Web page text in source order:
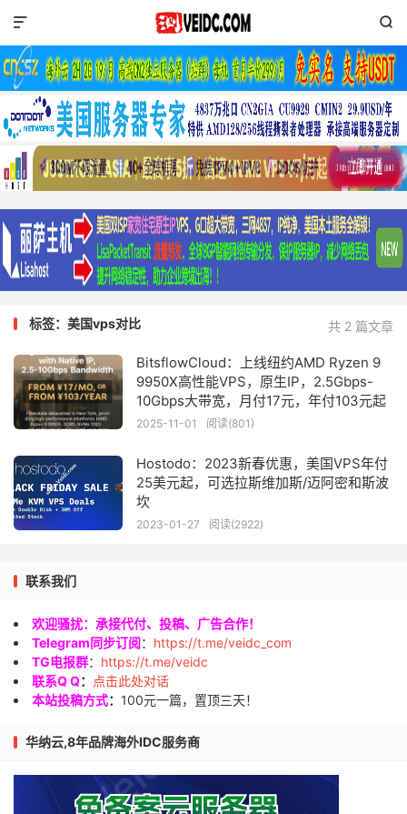


共 2 篇文章
标签：美国vps对比
BitsflowCloud：上线纽约AMD Ryzen 9
9950X高性能VPS，原生IP，2.5Gbps-
10Gbps大带宽，月付17元，年付103元起
2025-11-01 阅读(801)
Hostodo：2023新春优惠，美国VPS年付
25美元起，可选拉斯维加斯/迈阿密和斯波
坎
2023-01-27 阅读(2922)
联系我们
欢迎骚扰：承接代付、投稿、广告合作！
Telegram同步订阅： https://t.me/veidc_com
TG电报群： https://t.me/veidc
联系Q Q：
点击此处对话
本站投稿方式： 100元一篇，置顶三天！
华纳云,8年品牌海外IDC服务商